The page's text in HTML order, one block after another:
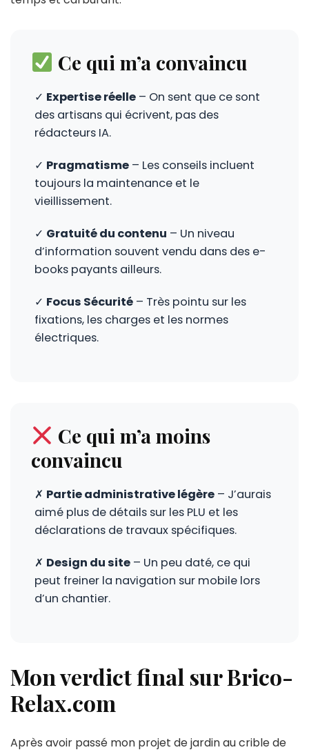
Ce qui m’a convaincu
✓ Expertise réelle – On sent que ce sont
des artisans qui écrivent, pas des
rédacteurs IA.
✓ Pragmatisme – Les conseils incluent
toujours la maintenance et le
vieillissement.
✓ Gratuité du contenu – Un niveau
d’information souvent vendu dans des e-
books payants ailleurs.
✓ Focus Sécurité – Très pointu sur les
fixations, les charges et les normes
électriques.
Ce qui m’a moins
convaincu
✗ Partie administrative légère – J’aurais
aimé plus de détails sur les PLU et les
déclarations de travaux spécifiques.
✗ Design du site – Un peu daté, ce qui
peut freiner la navigation sur mobile lors
d’un chantier.
Mon verdict final sur Brico-
Relax.com
Après avoir passé mon projet de jardin au crible de